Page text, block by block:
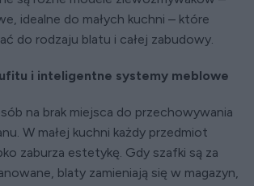
idealne do małych kuchni – które
do rodzaju blatu i całej zabudowy.
i inteligentne systemy meblowe
na brak miejsca do przechowywania
W małej kuchni każdy przedmiot
zaburza estetykę. Gdy szafki są za
blaty zamieniają się w magazyn,